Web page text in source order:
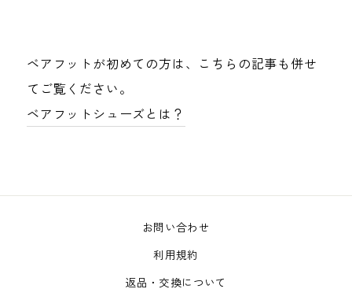
ベアフットが初めての方は、こちらの記事も併せ
てご覧ください。
ベアフットシューズとは？
お問い合わせ
利用規約
返品・交換について